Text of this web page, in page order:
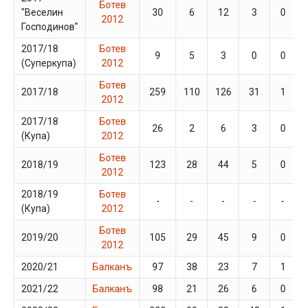
"Веселин
Господинов"
Ботев
2012
30 6 12 3 0
2017/18
(Суперкупа)
Ботев
2012
9 5 3 0 0
2017/18
Ботев
2012
259 110 126 31 1
2017/18
(Купа)
Ботев
2012
26 2 6 3 0
2018/19
Ботев
2012
123 28 44 5 0
2018/19
(Купа)
Ботев
2012
- - - - -
2019/20
Ботев
2012
105 29 45 9 0
2020/21 Балканъ 97 38 23 7
1
2021/22
Балканъ 98 21 26 6
0